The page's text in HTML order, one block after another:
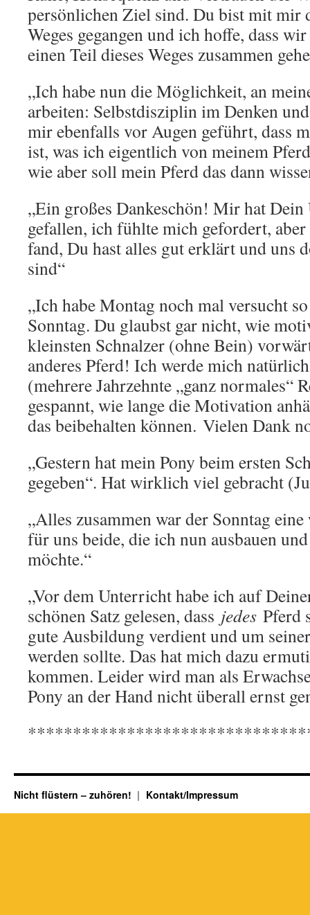
persönlichen Ziel sind. Du bist mit mir
Weges gegangen und ich hoffe, dass
einen Teil dieses Weges zusammen
„Ich habe nun die Möglichkeit, an
arbeiten: Selbstdisziplin im Denken
mir ebenfalls vor Augen geführt, dass
ist, was ich eigentlich von meinem
wie aber soll mein Pferd das dann
„Ein großes Dankeschön! Mir hat
gefallen, ich fühlte mich gefordert,
fand, Du hast alles gut erklärt und uns
sind“
„Ich habe Montag noch mal versucht
Sonntag. Du glaubst gar nicht, wie
kleinsten Schnalzer (ohne Bein)
anderes Pferd! Ich werde mich
(mehrere Jahrzehnte „ganz
gespannt, wie lange die Motivation
das beibehalten können. Vielen Dank
„Gestern hat mein Pony beim ersten
gegeben“. Hat wirklich viel gebracht
„Alles zusammen war der Sonntag
für uns beide, die ich nun ausbauen
möchte.“
„Vor dem Unterricht habe ich auf
schönen Satz gelesen, dass jedes Pferd
gute Ausbildung verdient und um
werden sollte. Das hat mich dazu
kommen. Leider wird man als
Pony an der Hand nicht überall ernst
Nicht flüstern – zuhören! Kontakt/Impressum